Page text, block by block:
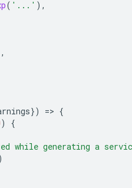
( '...' ),
}) => {
)
{
while generating a